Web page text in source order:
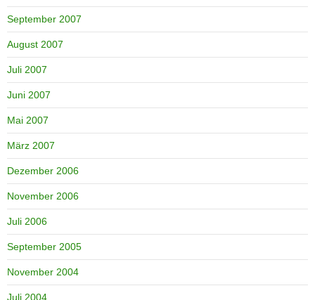
September 2007
August 2007
Juli 2007
Juni 2007
Mai 2007
März 2007
Dezember 2006
November 2006
Juli 2006
September 2005
November 2004
Juli 2004